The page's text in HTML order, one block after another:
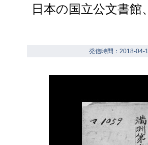
日本の国立公文書
発信時間：2018-04-